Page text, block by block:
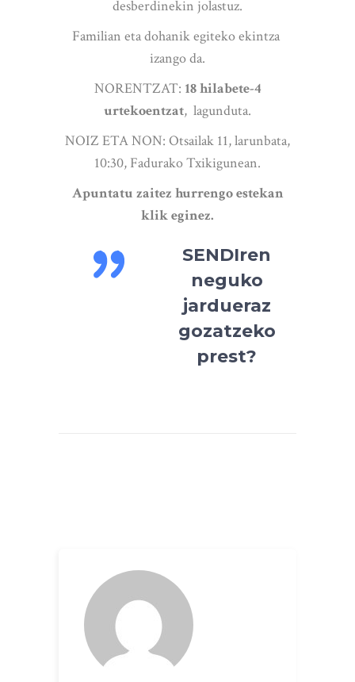
desberdinekin jolastuz.
Familian eta dohanik egiteko ekintza
izango da.
NORENTZAT: 18 hilabete-4
urtekoentzat, lagunduta.
NOIZ ETA NON: Otsailak 11, larunbata,
10:30, Fadurako Txikigunean.
Apuntatu zaitez hurrengo estekan
klik eginez.
SENDIren
neguko
jardueraz
gozatzeko
prest?